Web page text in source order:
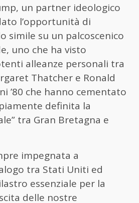
un partner ideologico
l’opportunità di
simile su un palcoscenico
uno che ha visto
alleanze personali tra
Thatcher e Ronald
’80 che hanno cementato
definita la
tra Gran Bretagna e
impegnata a
tra Stati Uniti ed
essenziale per la
delle nostre